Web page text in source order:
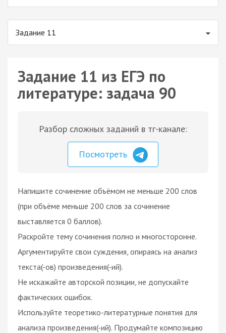
Задание 11
Задание 11 из ЕГЭ по
литературе: задача 90
Разбор сложных заданий в тг-канале:
Посмотреть
Напишите сочинение объёмом не меньше 200 слов
(при объёме меньше 200 слов за сочинение
выставляется 0 баллов).
Раскройте тему сочинения полно и многосторонне.
Аргументируйте свои суждения, опираясь на анализ
текста(-ов) произведения(-ий).
Не искажайте авторской позиции, не допускайте
фактических ошибок.
Используйте теоретико-литературные понятия для
анализа произведения(-ий). Продумайте композицию